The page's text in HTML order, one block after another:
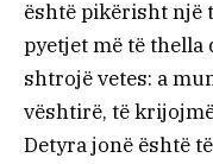
është pikërisht një
pyetjet më të thella
shtrojë vetes: a
vështirë, të
Detyra jonë është